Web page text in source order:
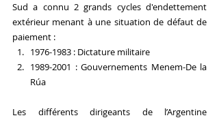
Sud a connu 2 grands cycles d'endettement
extérieur menant à une situation de défaut de
paiement :
1976-1983 : Dictature militaire
1989-2001 : Gouvernements Menem-De la
Rúa
Les différents dirigeants de l’Argentine